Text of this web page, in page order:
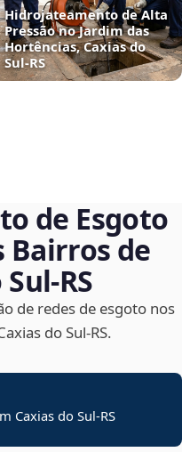
Hidrojateamento de Alta
Pressão no Jardim das
Hortências, Caxias do
Sul‑RS
de Esgoto
Bairros de
de redes de esgoto nos
do Sul‑RS.
Caxias do Sul-RS